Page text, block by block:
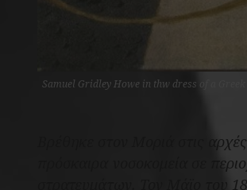
Samuel Gridley Howe in thw dress of a
Βρέθηκε στον Μοριά στις
πρόσκαιρα νοσοκομεία σε
στρατευμάτων. Τον Μάϊο του